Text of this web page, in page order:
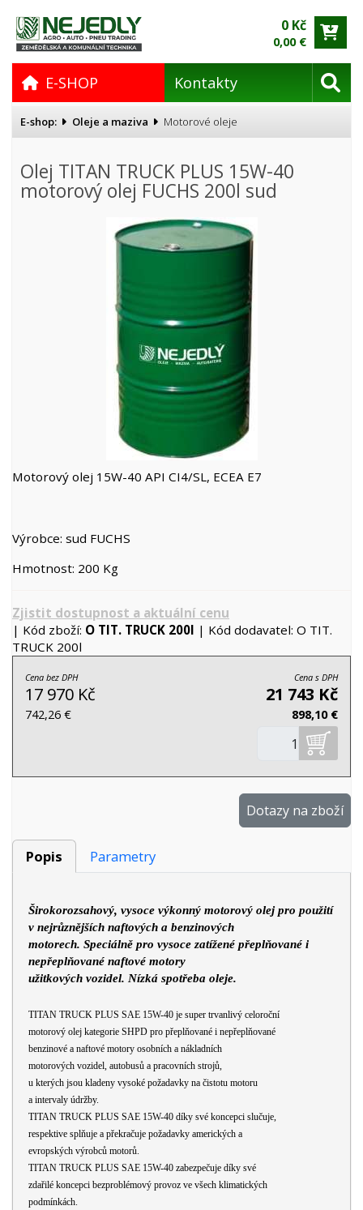
0 Kč
0,00 €
E-SHOP Kontakty
E-shop: Oleje a maziva Motorové oleje
Olej TITAN TRUCK PLUS 15W-40
motorový olej FUCHS 200l sud
Motorový olej 15W-40 API CI4/SL, ECEA E7
Výrobce: sud FUCHS
Hmotnost: 200 Kg
Zjistit dostupnost a aktuální cenu
| Kód zboží: O TIT. TRUCK 200l | Kód dodavatel: O TIT.
TRUCK 200l
Cena bez DPH
17 970 Kč
742,26 €
Cena s DPH
21 743 Kč
898,10 €
Dotazy na zboží
Popis Parametry
Širokorozsahový, vysoce výkonný motorový olej pro použití
v nejrůznějších naftových a benzinových
motorech. Speciálně pro vysoce zatížené přeplňované i
nepřeplňované naftové motory
užitkových vozidel. Nízká spotřeba oleje.
TITAN TRUCK PLUS SAE 15W-40 je super trvanlivý celoroční
motorový olej kategorie SHPD pro přeplňované i nepřeplňované
benzinové a naftové motory osobních a nákladních
motorových vozidel, autobusů a pracovních strojů,
u kterých jsou kladeny vysoké požadavky na čistotu motoru
a intervaly údržby.
TITAN TRUCK PLUS SAE 15W-40 díky své koncepci slučuje,
respektive splňuje a překračuje požadavky amerických a
evropských výrobců motorů.
TITAN TRUCK PLUS SAE 15W-40 zabezpečuje díky své
zdařilé koncepci bezproblémový provoz ve všech klimatických
podmínkách.